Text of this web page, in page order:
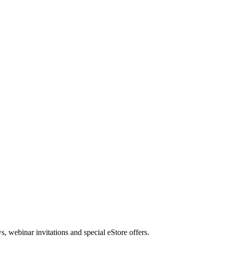
webinar invitations and special eStore offers.